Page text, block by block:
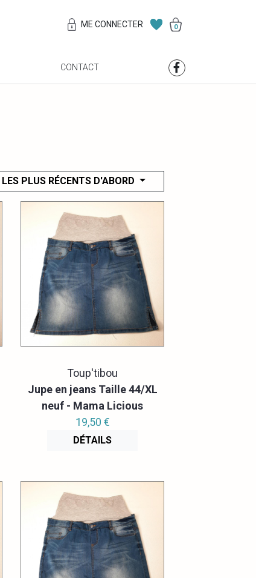
ME CONNECTER 0
CONTACT
LES PLUS RÉCENTS D'ABORD
Toup'tibou
Jupe en jeans Taille 44/XL
neuf - Mama Licious
19,50 €
DÉTAILS